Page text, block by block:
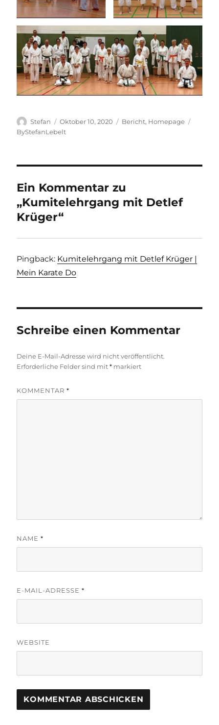
Autor
Stefan
Veröffentlicht
am
Oktober 10, 2020 Kategorien
Bericht, Homepage
ByStefanLebelt
Ein Kommentar zu
„Kumitelehrgang mit Detlef
Krüger“
Pingback: Kumitelehrgang mit Detlef Krüger |
Mein Karate Do
Schreibe einen Kommentar
Deine E-Mail-Adresse wird nicht veröffentlicht.
Erforderliche Felder sind mit* markiert
KOMMENTAR*
NAME*
E-MAIL-ADRESSE*
WEBSITE